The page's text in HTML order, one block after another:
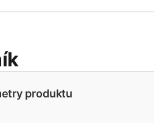
produktu